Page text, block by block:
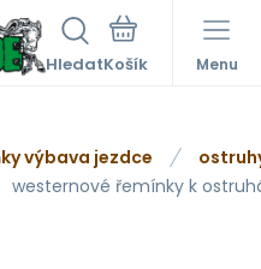
Hledat Menu
výbava jezdce
westernové řemínky k